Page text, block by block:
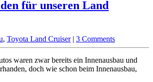
für unseren Land
, Toyota Land Cruiser | 3 Comments
waren zwar bereits ein Innenausbau und
doch wie schon beim Innenausbau,